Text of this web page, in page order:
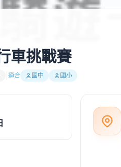
車挑戰賽
適合 國中 國小